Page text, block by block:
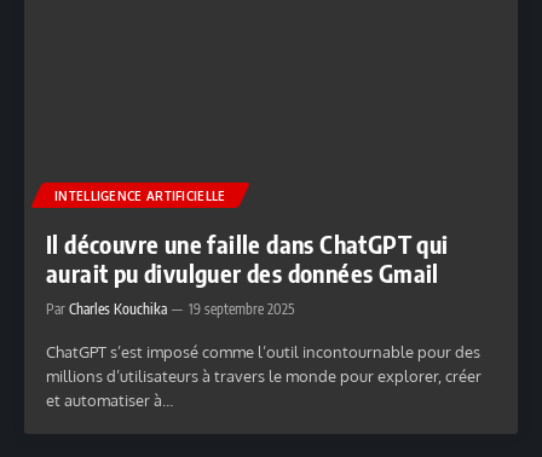
INTELLIGENCE ARTIFICIELLE
Il découvre une faille dans ChatGPT qui
aurait pu divulguer des données Gmail
Par Charles Kouchika 19 septembre 2025
ChatGPT s’est imposé comme l’outil incontournable pour des
millions d’utilisateurs à travers le monde pour explorer, créer
et automatiser à…